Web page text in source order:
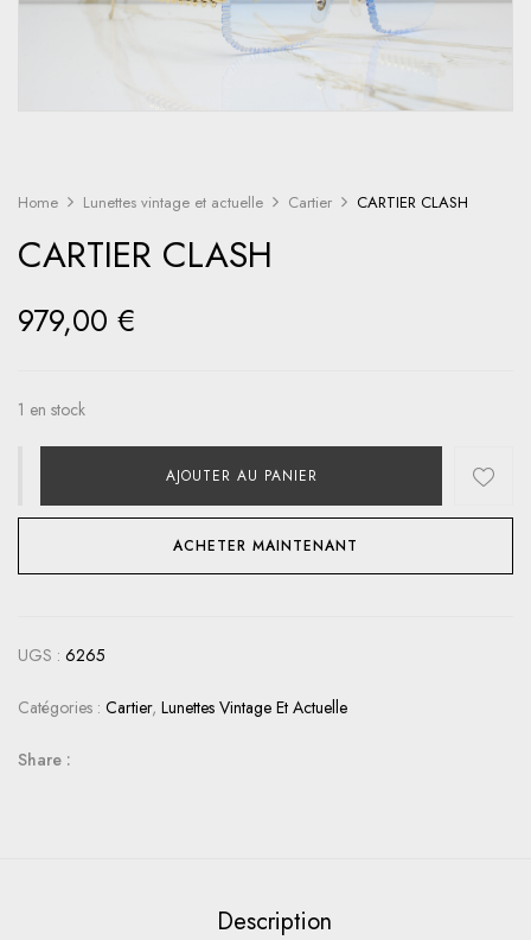
Home Lunettes vintage et actuelle Cartier CARTIER CLASH
CARTIER CLASH
979,00 €
1 en stock
AJOUTER AU PANIER
ACHETER MAINTENANT
UGS : 6265
Catégories : Cartier, Lunettes Vintage Et Actuelle
Share :
Description